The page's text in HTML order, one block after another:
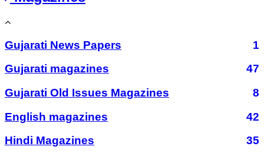
Gujarati News Papers
1
Gujarati magazines
47
Gujarati Old Issues Magazines
8
English magazines
42
Hindi Magazines
35